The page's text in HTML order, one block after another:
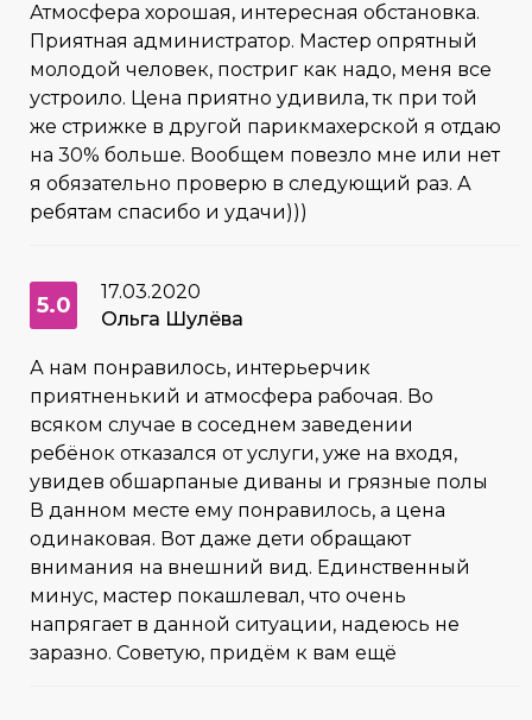
Атмосфера хорошая, интересная обстановка.
Приятная администратор. Мастер опрятный
молодой человек, постриг как надо, меня все
устроило. Цена приятно удивила, тк при той
же стрижке в другой парикмахерской я отдаю
на 30% больше. Вообщем повезло мне или нет
я обязательно проверю в следующий раз. А
ребятам спасибо и удачи)))
5.0
17.03.2020
Ольга Шулёва
А нам понравилось, интерьерчик
приятненький и атмосфера рабочая. Во
всяком случае в соседнем заведении
ребёнок отказался от услуги, уже на входя,
увидев обшарпаные диваны и грязные полы
В данном месте ему понравилось, а цена
одинаковая. Вот даже дети обращают
внимания на внешний вид. Единственный
минус, мастер покашлевал, что очень
напрягает в данной ситуации, надеюсь не
заразно. Советую, придём к вам ещё